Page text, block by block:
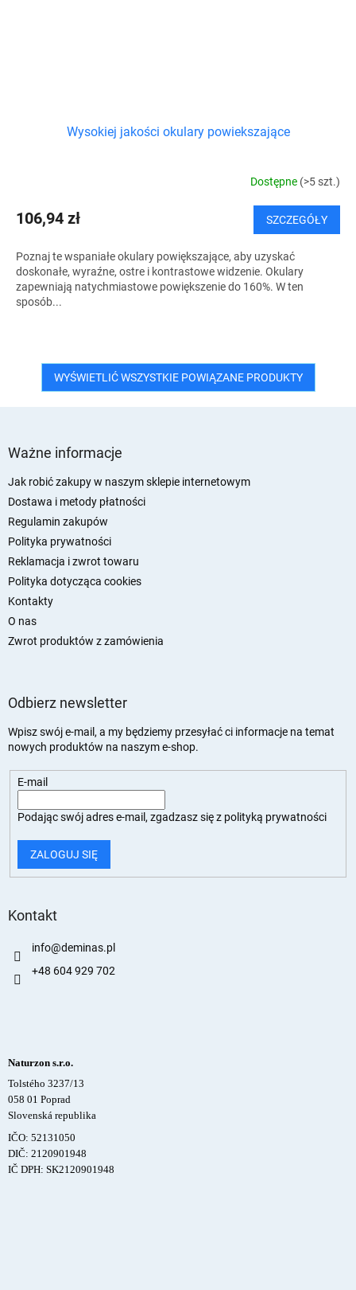
Wysokiej jakości okulary powiekszające
Dostępne (>5 szt.)
106,94 zł SZCZEGÓŁY
Poznaj te wspaniałe okulary powiększające, aby uzyskać
doskonałe, wyraźne, ostre i kontrastowe widzenie. Okulary
zapewniają natychmiastowe powiększenie do 160%. W ten
sposób...
WYŚWIETLIĆ WSZYSTKIE POWIĄZANE PRODUKTY
Ważne informacje
Jak robić zakupy w naszym sklepie internetowym
Dostawa i metody płatności
Regulamin zakupów
Polityka prywatności
Reklamacja i zwrot towaru
Polityka dotycząca cookies
Kontakty
O nas
Zwrot produktów z zamówienia
Odbierz newsletter
Wpisz swój e-mail, a my będziemy przesyłać ci informacje na temat
nowych produktów na naszym e-shop.
E-mail
Podając swój adres e-mail, zgadzasz się z polityką prywatności
ZALOGUJ SIĘ
Kontakt
info@deminas.pl
+48 604 929 702
Naturzon s.r.o.
Tolstého 3237/13
058 01 Poprad
Slovenská republika
IČO: 52131050
DIČ: 2120901948
IČ DPH: SK2120901948